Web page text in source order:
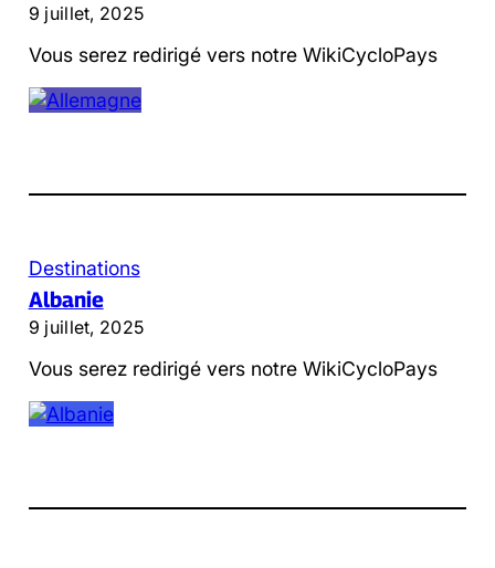
9 juillet, 2025
Vous serez redirigé vers notre WikiCycloPays
Destinations
Albanie
9 juillet, 2025
Vous serez redirigé vers notre WikiCycloPays